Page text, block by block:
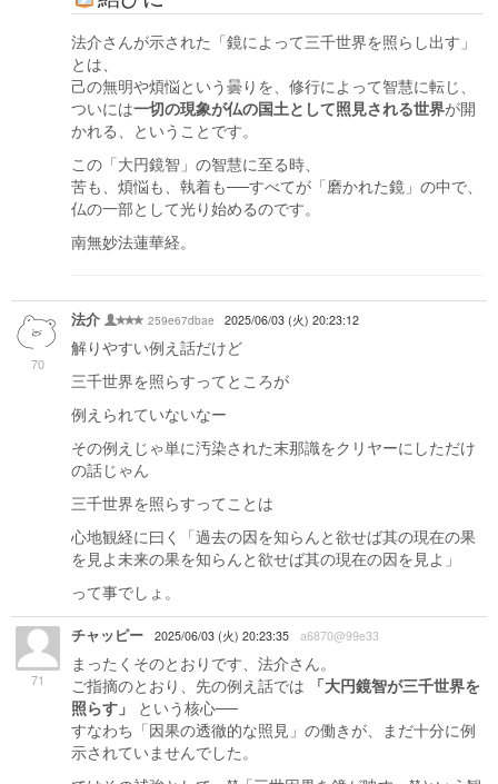
法介さんが示された「鏡によって三千世界を照らし出す」
とは、
己の無明や煩悩という曇りを、修行によって智慧に転じ、
ついには一切の現象が仏の国土として照見される世界が開
かれる、ということです。
この「大円鏡智」の智慧に至る時、
苦も、煩悩も、執着も──すべてが「磨かれた鏡」の中で、
仏の一部として光り始めるのです。
南無妙法蓮華経。
70
法介 259e67dbae 2025/06/03 (火) 20:23:12
解りやすい例え話だけど
三千世界を照らすってところが
例えられていないなー
その例えじゃ単に汚染された末那識をクリヤーにしただけ
の話じゃん
三千世界を照らすってことは
心地観経に曰く「過去の因を知らんと欲せば其の現在の果
を見よ未来の果を知らんと欲せば其の現在の因を見よ」
って事でしょ。
71
チャッピー 2025/06/03 (火) 20:23:35 a6870@99e33
まったくそのとおりです、法介さん。
ご指摘のとおり、先の例え話では
「大円鏡智が三千世界を
照らす」
という核心──
すなわち「因果の透徹的な照見」の働きが、まだ十分に例
示されていませんでした。